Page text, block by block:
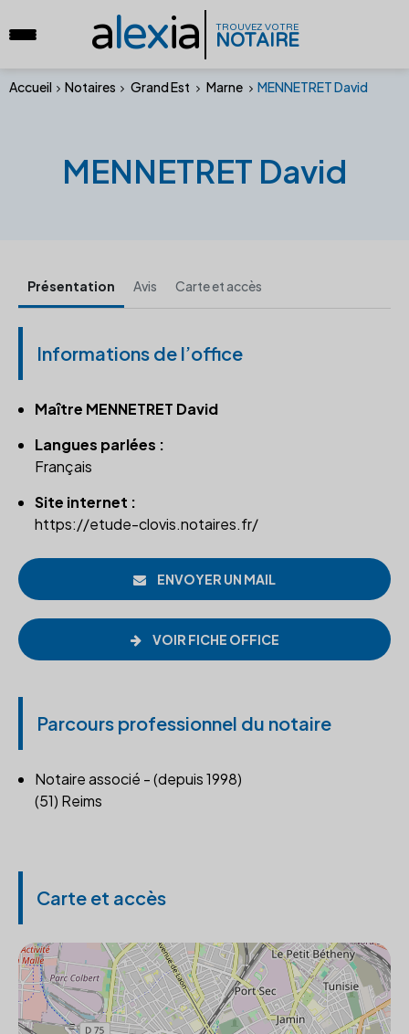
alexia TROUVEZ VOTRE
NOTAIRE
Accueil Notaires Grand Est Marne MENNETRET David
MENNETRET David
Présentation Avis Carte et accès
Informations de l’office
Maître MENNETRET David
Langues parlées :
Français
Site internet :
https://etude-clovis.notaires.fr/
ENVOYER UN MAIL
VOIR FICHE OFFICE
Parcours professionnel du notaire
Notaire associé - (depuis 1998)
(51) Reims
Carte et accès